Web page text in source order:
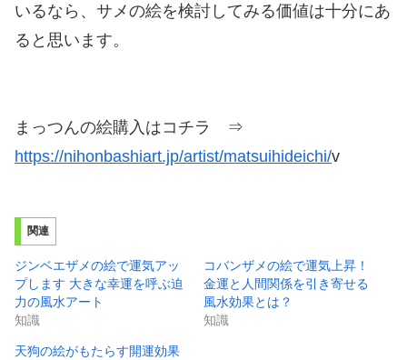
いるなら、サメの絵を検討してみる価値は十分にあ
ると思います。
まっつんの絵購入はコチラ ⇒
https://nihonbashiart.jp/artist/matsuihideichi/v
関連
ジンベエザメの絵で運気アッ
プします 大きな幸運を呼ぶ迫
力の風水アート
知識
コバンザメの絵で運気上昇！
金運と人間関係を引き寄せる
風水効果とは？
知識
天狗の絵がもたらす開運効果